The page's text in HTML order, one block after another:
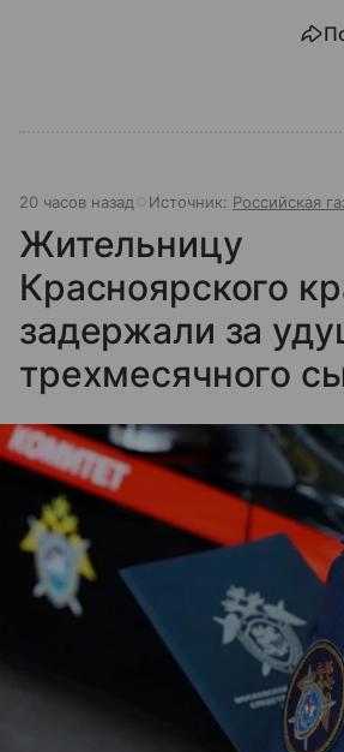
20 часов назад Источник: Российская
Жительницу
Красноярского
задержали за
трехмесячного